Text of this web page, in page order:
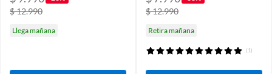
$ 12.990
Llega mañana
$ 12.990
Retira mañana
(1)